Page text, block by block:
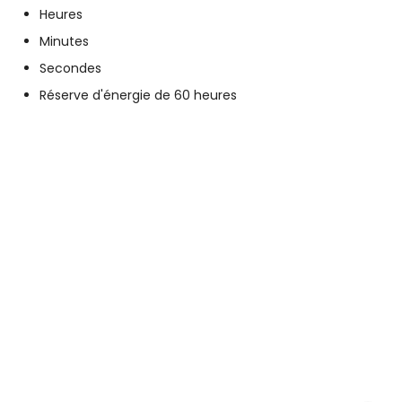
Heures
Minutes
Secondes
Réserve d'énergie de 60 heures